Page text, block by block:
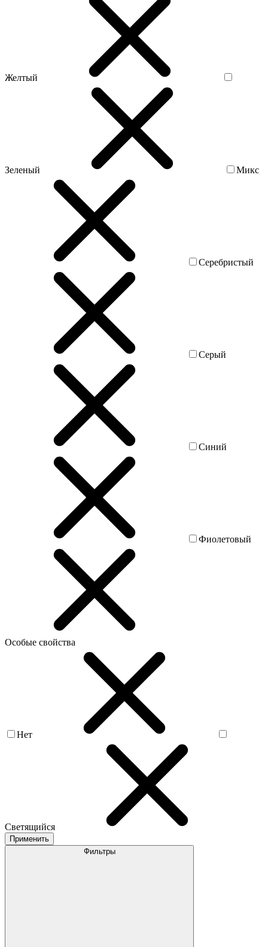
Желтый
Зеленый Микс
Серебристый
Серый
Синий
Фиолетовый
Особые свойства
Нет
Светящийся
Применить
Фильтры